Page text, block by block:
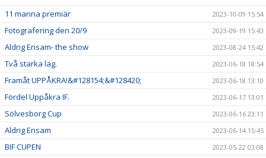
11 manna premiär 2023-10-09 15:54
Fotografering den 20/9 2023-09-19 15:43
Aldrig Ensam- the show 2023-08-24 15:42
Två starka lag. 2023-06-18 18:54
Framåt UPPÅKRA!&#128154;&#128420; 2023-06-18 13:10
Fördel Uppåkra IF. 2023-06-17 13:01
Sölvesborg Cup 2023-06-16 23:11
Aldrig Ensam 2023-06-14 15:45
BIF CUPEN
2023-05-22 03:08